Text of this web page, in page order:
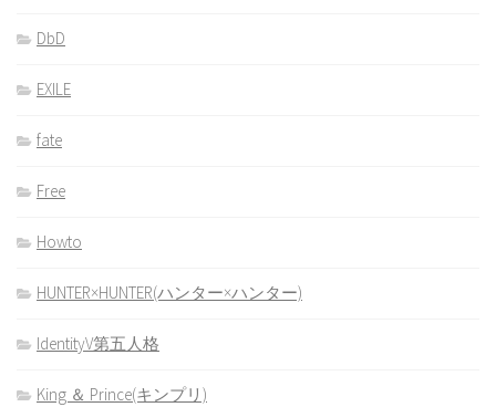
DbD
EXILE
fate
Free
Howto
HUNTER×HUNTER(ハンター×ハンター)
IdentityV第五人格
King ＆ Prince(キンプリ)